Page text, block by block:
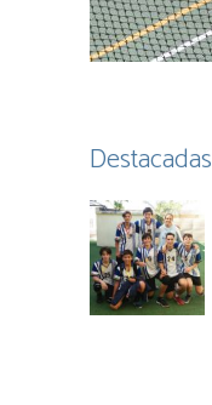
Destacadas